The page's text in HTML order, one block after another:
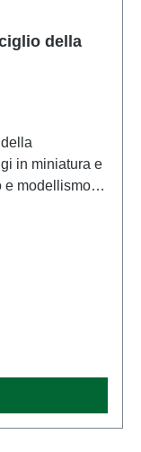
della
in miniatura e
modellismo di
di più
prodotto:
sull'età: Dai 14